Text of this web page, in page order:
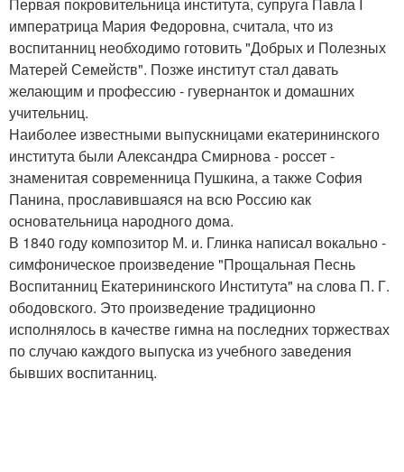
императрица Мария Федоровна, считала, что из
воспитанниц необходимо готовить "Добрых и Полезных
Матерей Семейств". Позже институт стал давать
желающим и профессию - гувернанток и домашних
учительниц.
Наиболее известными выпускницами екатерининского
института были Александра Смирнова - россет -
знаменитая современница Пушкина, а также София
Панина, прославившаяся на всю Россию как
основательница народного дома.
В 1840 году композитор М. и. Глинка написал вокально -
симфоническое произведение "Прощальная Песнь
Воспитанниц Екатерининского Института" на слова П. Г.
ободовского. Это произведение традиционно
исполнялось в качестве гимна на последних торжествах
по случаю каждого выпуска из учебного заведения
бывших воспитанниц.